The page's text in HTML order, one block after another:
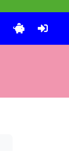
—
Сосискамен
сказке.